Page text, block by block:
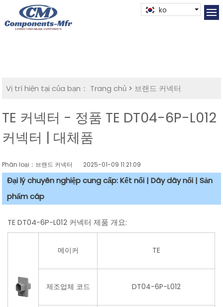
ko
Vị trí hiện tại của bạn： Trang chủ > 브랜드 커넥터
TE 커넥터 - 정품 TE DT04-6P-L012
커넥터 | 대체품
Phân loại：브랜드 커넥터 2025-01-09 11:21:09
Đại lý chuyên nghiệp cung cấp: Kết nối | Dây dây nối | Sản
phẩm cáp
TE DT04-6P-L012 커넥터 제품 개요:
메이커 TE
제조업체 코드 DT04-6P-L012